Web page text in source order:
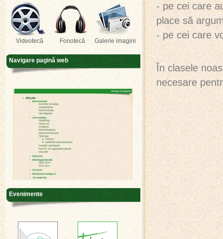
- pe cei care
place să
- pe cei care
În clasele
necesare
Videotecă Fonotecă Galerie imagini
Navigare pagină web
Evenimente